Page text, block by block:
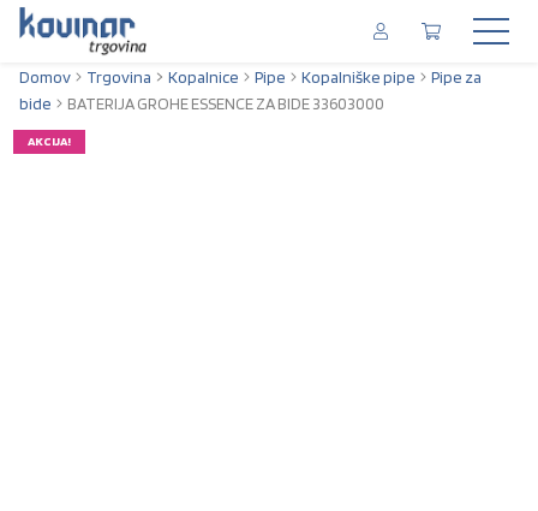
Domov Trgovina Kopalnice Pipe Kopalniške pipe
Pipe za
bide
BATERIJA GROHE ESSENCE ZA BIDE 33603000
AKCIJA!